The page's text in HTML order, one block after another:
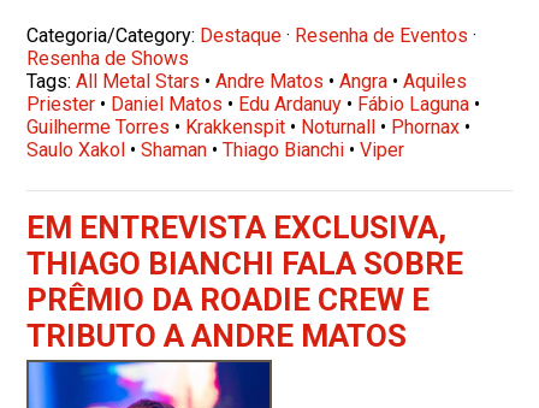
Categoria/Category: Destaque · Resenha de Eventos ·
Resenha de Shows
Tags:All Metal Stars •Andre Matos •Angra •Aquiles
Priester • Daniel Matos • Edu Ardanuy • Fábio Laguna •
Guilherme Torres • Krakkenspit • Noturnall • Phornax •
Saulo Xakol •Shaman •Thiago Bianchi •Viper
EM ENTREVISTA EXCLUSIVA,
THIAGO BIANCHI FALA SOBRE
PRÊMIO DA ROADIE CREW E
TRIBUTO A ANDRE MATOS